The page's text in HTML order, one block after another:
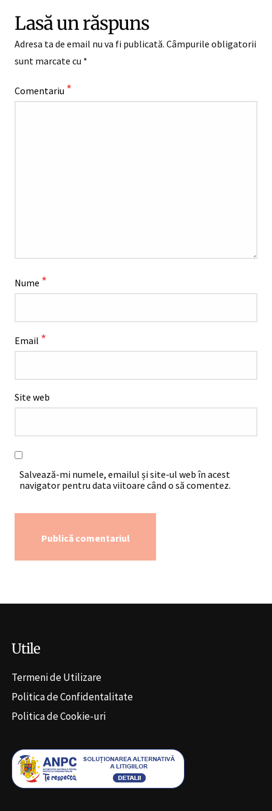
Lasă un răspuns
Adresa ta de email nu va fi publicată. Câmpurile obligatorii
sunt marcate cu *
Comentariu *
Nume *
Email *
Site web
Salvează-mi numele, emailul și site-ul web în acest
navigator pentru data viitoare când o să comentez.
Utile
Termeni de Utilizare
Politica de Confidentalitate
Politica de Cookie-uri